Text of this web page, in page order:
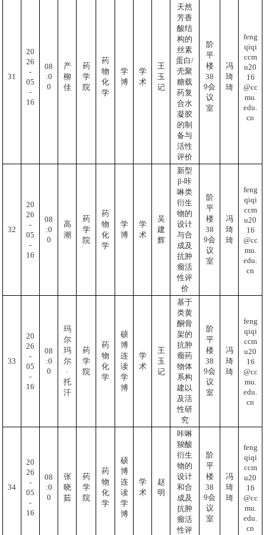
31
20
26
-
05
-
16
08
:0
0
产
柳
佳
药
学
院
药
物
化
学
学
博
学
术
王
玉
记
天然
芳香
酸结
构的
丝素
蛋白/
壳聚
糖载
药复
合水
凝胶
的制
备与
活性
评价
阶
平
楼
38
9会
议
室
冯
琦
琦
feng
qiqi
ccm
u20
16
@cc
mu.
edu.
cn
32
20
26
-
05
-
16
08
:0
0
高
潮
药
学
院
药
物
化
学
学
博
学
术
吴
建
辉
新型
β-咔
啉类
衍生
物的
设计
与合
成及
抗肿
瘤活
性评
价
阶
平
楼
38
9会
议
室
冯
琦
琦
feng
qiqi
ccm
u20
16
@cc
mu.
edu.
cn
33
20
26
-
05
-
16
08
:0
0
玛
尔
玛
尔
·
托
汗
药
学
院
药
物
化
学
硕
博
连
读
学
博
学
术
王
玉
记
基于
类黄
酮骨
架的
抗肿
瘤药
物体
系构
建以
及活
性研
究
阶
平
楼
38
9会
议
室
冯
琦
琦
feng
qiqi
ccm
u20
16
@cc
mu.
edu.
cn
34
20
26
-
05
-
16
08
:0
0
张
晓
茹
药
学
院
药
物
化
学
硕
博
连
读
学
博
学
术
赵
明
咔啉
羧酸
衍生
物的
设计
和合
成及
抗肿
瘤活
性评
阶
平
楼
38
9会
议
室
冯
琦
琦
feng
qiqi
ccm
u20
16
@cc
mu.
edu.
cn